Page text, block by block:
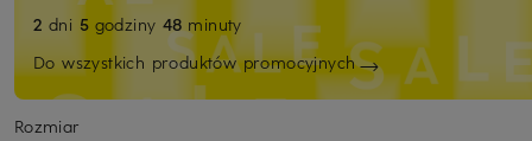
2 dni 5 godziny 48 minuty
Do wszystkich produktów promocyjnych
Rozmiar